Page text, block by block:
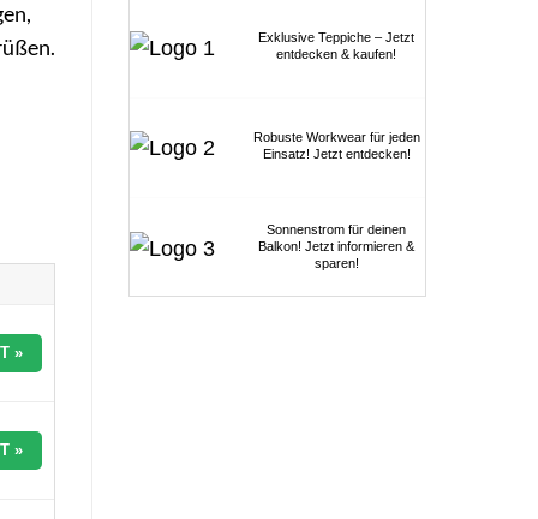
»
»
Exklusive Teppiche – Jetzt
entdecken & kaufen!
Robuste Workwear für jeden
Einsatz! Jetzt entdecken!
Sonnenstrom für deinen
Balkon! Jetzt informieren &
sparen!